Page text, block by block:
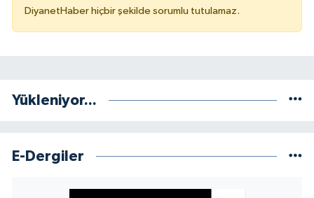
DiyanetHaber hiçbir şekilde sorumlu tutulamaz.
Yükleniyor...
E-Dergiler
Niğde Müftülüğü